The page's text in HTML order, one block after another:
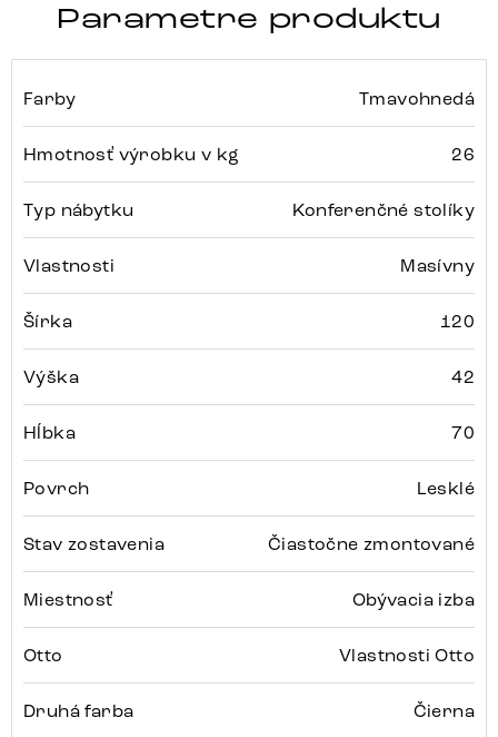
Parametre produktu
Farby Tmavohnedá
Hmotnosť výrobku v kg 26
Typ nábytku Konferenčné stolíky
Vlastnosti Masívny
Šírka 120
Výška 42
Hĺbka 70
Povrch Lesklé
Stav zostavenia Čiastočne zmontované
Miestnosť Obývacia izba
Otto Vlastnosti Otto
Druhá farba Čierna